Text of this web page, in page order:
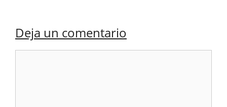
Deja un comentario